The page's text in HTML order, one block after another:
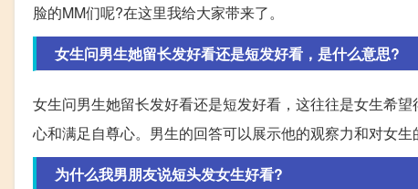
脸的MM们呢?在这里我给大家带来了。
女生问男生她留长发好看还是短发好看，是什么意思?
女生问男生她留长发好看还是短发好看，这往往是女生希
心和满足自尊心。男生的回答可以展示他的观察力和对女生
为什么我男朋友说短头发女生好看?